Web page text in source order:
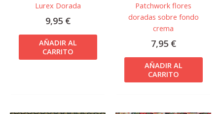
Lurex Dorada
9,95 €
AÑADIR AL
CARRITO
Patchwork flores
doradas sobre fondo
crema
7,95 €
AÑADIR AL
CARRITO